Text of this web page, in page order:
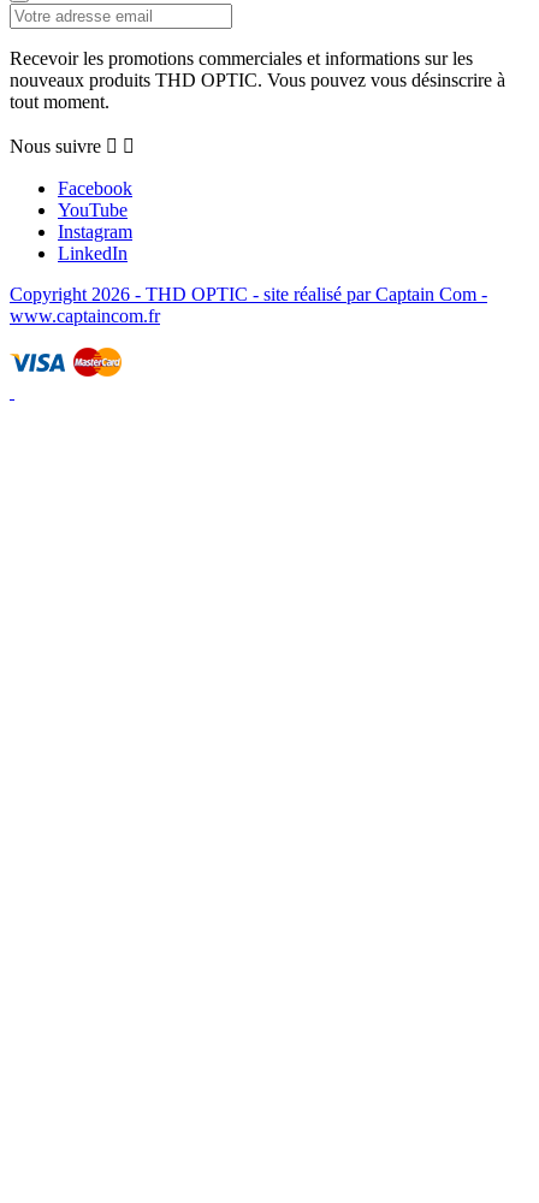
Recevoir les promotions commerciales et informations sur les
nouveaux produits THD OPTIC. Vous pouvez vous désinscrire à
tout moment.
Nous suivre  
Facebook
YouTube
Instagram
LinkedIn
Copyright 2026 - THD OPTIC - site réalisé par Captain Com -
www.captaincom.fr